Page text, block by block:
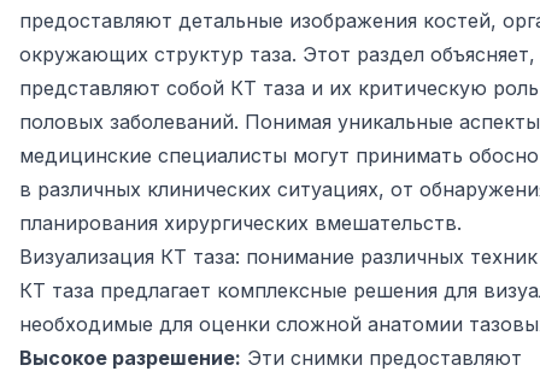
предоставляют детальные изображения костей,
окружающих структур таза. Этот раздел объясняет,
представляют собой КТ таза и их критическую
половых заболеваний. Понимая уникальные
медицинские специалисты могут принимать
в различных клинических ситуациях, от
планирования хирургических вмешательств.
Визуализация КТ таза: понимание различных техник
КТ таза предлагает комплексные решения для
необходимые для оценки сложной анатомии
Высокое разрешение: Эти снимки предоставляют